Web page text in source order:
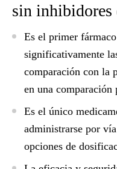
sin
Es el primer
significativamente
comparación con
en una comparación
Es el único
administrarse por
opciones de